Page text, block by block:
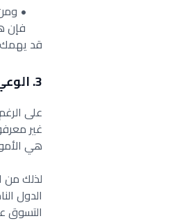
فإن
قد
3. الوعي حول خطورة الاحتيال عبر الانترنت
على
غير
هي
لذلك من
الدول
التسوق